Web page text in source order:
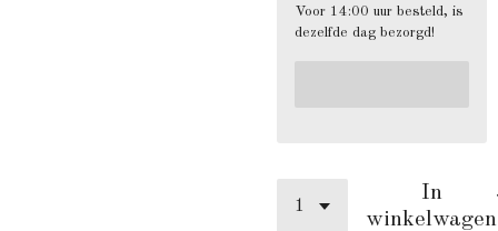
Voor 14:00 uur besteld, is
dezelfde dag bezorgd!
In
winkelwagen